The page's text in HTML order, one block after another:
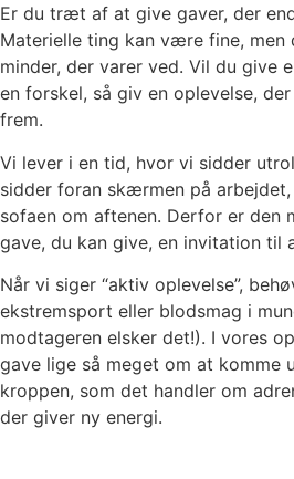
Er du træt af at give gaver, der
Materielle ting kan være fine,
minder, der varer ved. Vil du give
en forskel, så giv en oplevelse,
frem.
Vi lever i en tid, hvor vi sidder
sidder foran skærmen på
sofaen om aftenen. Derfor er den
gave, du kan give, en invitation til
Når vi siger “aktiv oplevelse”,
ekstremsport eller blodsmag i
modtageren elsker det!). I vores
gave lige så meget om at komme
kroppen, som det handler om
der giver ny energi.